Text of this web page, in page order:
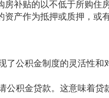
补贴的以不低于所购住
产作为抵押或质押，或
了公积金制度的灵活性和
积金贷款。这意味着贷